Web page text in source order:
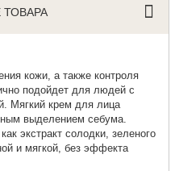
кожи, а также контроля
подойдет для людей с
Мягкий крем для лица
выделением себума.
экстракт солодки, зеленого
и мягкой, без эффекта